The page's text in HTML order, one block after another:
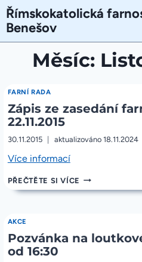
Přeskočit
na
obsah
Římskokatolická
Benešov
Měsíc:
FARNÍ RADA
Zápis ze zasedání
22.11.2015
30.11.2015 aktualizováno 18.11.2024
Více informací„Zápis
zasedání
farní
22.11.2015“
PŘEČTĚTE SI VÍCE ZÁPIS
DNE
22.11.2015
AKCE
Pozvánka na
od 16:30